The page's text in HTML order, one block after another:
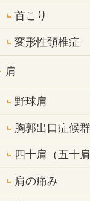
首こり
変形性頚椎症
肩
野球肩
胸郭出口症候群
四十肩（五十肩
肩の痛み